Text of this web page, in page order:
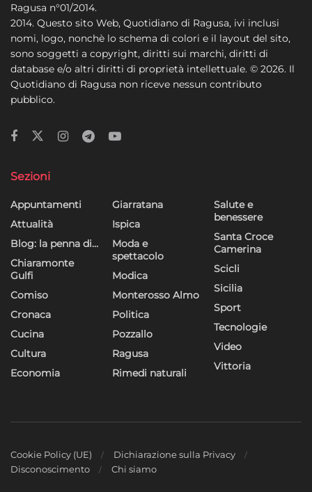
Ragusa n°01/2014.
2014. Questo sito Web, Quotidiano di Ragusa, ivi inclusi
nomi, logo, nonchè lo schema di colori e il layout del sito,
sono soggetti a copyright, diritti sui marchi, diritti di
database e/o altri diritti di proprietà intellettuale. © 2026. Il
Quotidiano di Ragusa non riceve nessun contributo
pubblico.
Sezioni
Appuntamenti
Attualità
Blog: la penna di…
Chiaramonte
Gulfi
Comiso
Cronaca
Cucina
Cultura
Economia
Giarratana
Ispica
Moda e
spettacolo
Modica
Monterosso Almo
Politica
Pozzallo
Ragusa
Rimedi naturali
Salute e
benessere
Santa Croce
Camerina
Scicli
Sicilia
Sport
Tecnologie
Video
Vittoria
Cookie Policy (UE)
Dichiarazione sulla Privacy
Disconoscimento
Chi siamo